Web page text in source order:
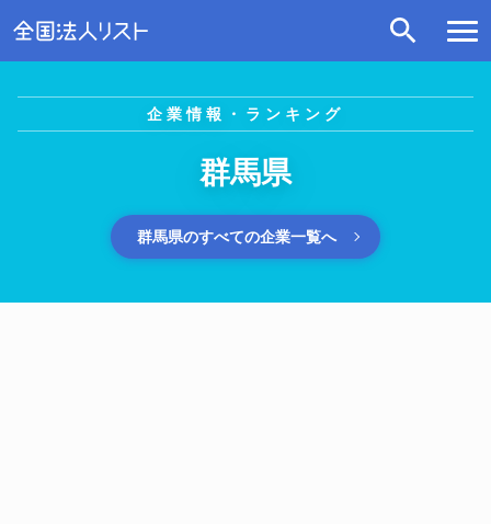
企業情報・ランキング
群馬県
群馬県のすべての企業一覧へ